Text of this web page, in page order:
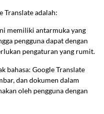
Translate adalah:
memiliki antarmuka yang
pengguna dapat dengan
pengaturan yang rumit.
bahasa: Google Translate
dan dokumen dalam
oleh pengguna dengan